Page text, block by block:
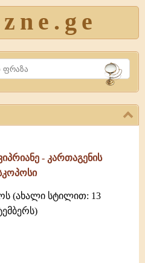
- კართაგენის
(ახალი სტილით: 13